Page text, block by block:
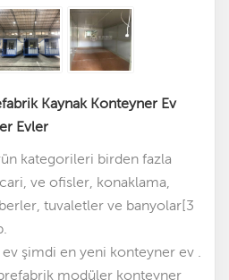
Kaynak Konteyner Ev
Evler
kategorileri birden fazla
ve ofisler, konaklama,
tuvaletler ve banyolar[3
şimdi en yeni konteyner ev .
modüler konteyner